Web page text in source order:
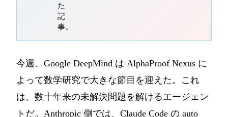
た
記
事。
今週、Google DeepMind は AlphaProof Nexus に
よって数学研究で大きな節目を迎えた。これ
は、数十年来の未解決問題を解けるエージェン
トだ。Anthropic 側では、Claude Code の auto